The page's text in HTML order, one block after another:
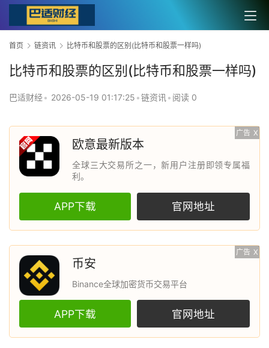
首页 链资讯 比特币和股票的区别(比特币和股票一样吗)
比特币和股票的区别(比特币和股票一样吗)
巴适财经• 2026-05-19 01:17:25 •链资讯 • 阅读 0
广告 X
欧意最新版本
全球三大交易所之一，新用户注册即领专属福
利。
APP下载 官网地址
广告 X
币安
Binance全球加密货币交易平台
APP下载 官网地址